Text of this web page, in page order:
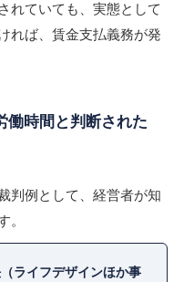
れていても、実態として
れば、賃金支払義務が発
時間と判断された
判例として、経営者が知
。
ライフデザインほか事